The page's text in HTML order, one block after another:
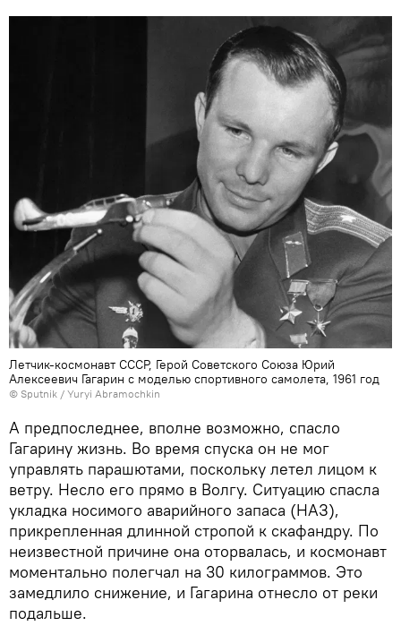
Летчик-космонавт СССР, Герой Советского Союза Юрий
Алексеевич Гагарин с моделью спортивного самолета, 1961 год
© Sputnik / Yuryi Abramochkin
А предпоследнее, вполне возможно, спасло
Гагарину жизнь. Во время спуска он не мог
управлять парашютами, поскольку летел лицом к
ветру. Несло его прямо в Волгу. Ситуацию спасла
укладка носимого аварийного запаса (НАЗ),
прикрепленная длинной стропой к скафандру. По
неизвестной причине она оторвалась, и космонавт
моментально полегчал на 30 килограммов. Это
замедлило снижение, и Гагарина отнесло от реки
подальше.